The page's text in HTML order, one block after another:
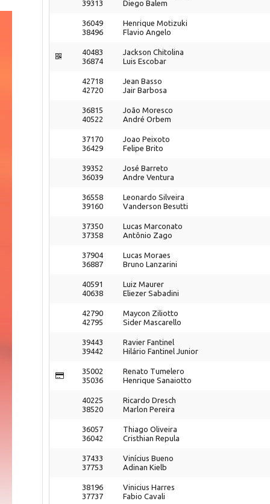
39313
Diego Balem
36049
38496
Henrique Motizuki
Flavio Angelo
40483
36874
Jackson Chitolina
Luis Escobar
42718
42720
Jean Basso
Jair Barbosa
36815
40522
João Moresco
André Orbem
37170
36429
Joao Peixoto
Felipe Brito
39352
36039
José Barreto
Andre Ventura
36558
39160
Leonardo Silveira
Vanderson Besutti
37350
37358
Lucas Marconato
Antônio Zago
37904
36887
Lucas Moraes
Bruno Lanzarini
40591
40638
Luiz Maurer
Eliezer Sabadini
42790
42795
Maycon Ziliotto
Sider Mascarello
39443
39442
Ravier Fantinel
Hilário Fantinel Junior
35002
35036
Renato Tumelero
Henrique Sanaiotto
40225
38520
Ricardo Dresch
Marlon Pereira
36057
36042
Thiago Oliveira
Cristhian Repula
37433
37753
Vinícius Bueno
Adinan Kielb
38196
37737
Vinicius Harres
Fabio Cavali